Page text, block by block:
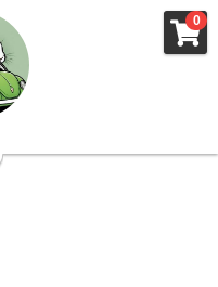
0
リシー・プロフィ
×
リー ×
リー